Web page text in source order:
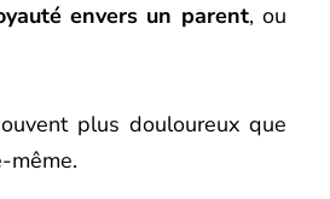
envers un parent, ou
plus douloureux que
même.